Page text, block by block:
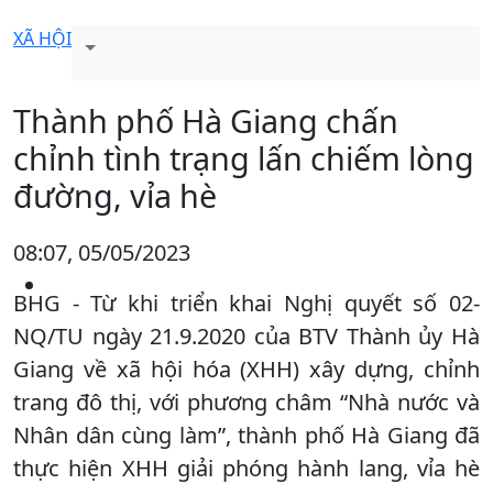
XÃ HỘI
Thành phố Hà Giang chấn
chỉnh tình trạng lấn chiếm lòng
đường, vỉa hè
08:07, 05/05/2023
BHG - Từ khi triển khai Nghị quyết số 02-
NQ/TU ngày 21.9.2020 của BTV Thành ủy Hà
Giang về xã hội hóa (XHH) xây dựng, chỉnh
trang đô thị, với phương châm “Nhà nước và
Nhân dân cùng làm”, thành phố Hà Giang đã
thực hiện XHH giải phóng hành lang, vỉa hè